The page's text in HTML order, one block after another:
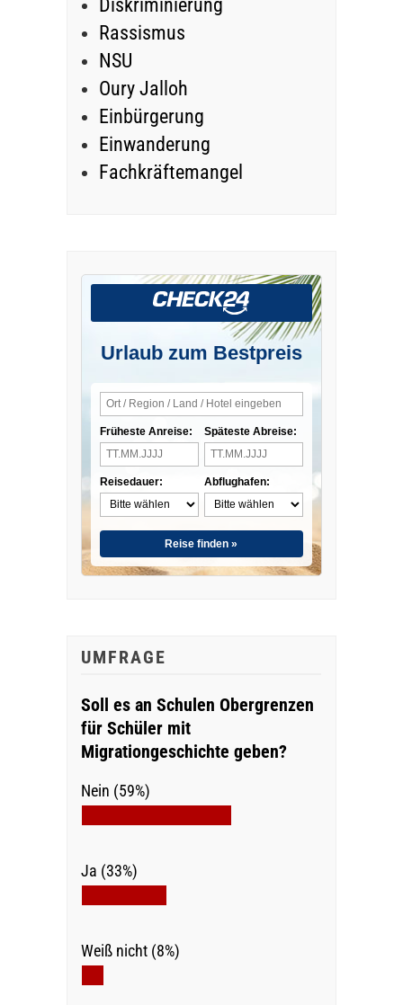
Diskriminierung
Rassismus
NSU
Oury Jalloh
Einbürgerung
Einwanderung
Fachkräftemangel
Urlaub zum Bestpreis
Früheste Anreise:
Reisedauer:
Späteste Abreise:
Abflughafen:
Reise finden »
UMFRAGE
Soll es an Schulen Obergrenzen
für Schüler mit
Migrationgeschichte geben?
Nein (59%)
Ja (33%)
Weiß nicht (8%)